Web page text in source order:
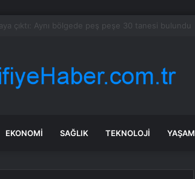
“Jeffrey” diye seslenince paniğe kapılıp gaza bastı
EKONOMI SAĞLIK TEKNOLOJI YAŞAM